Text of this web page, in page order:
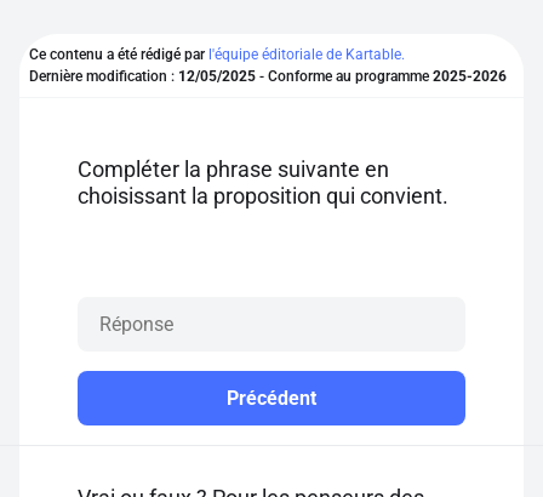
Se connecter
Pour profiter de 10 contenus offerts.
Ce contenu a été rédigé par l'équipe éditoriale de Kartable.
Dernière modification : 12/05/2025 - Conforme au programme 2025-2026
Compléter la phrase suivante en
choisissant la proposition qui convient.
Précédent